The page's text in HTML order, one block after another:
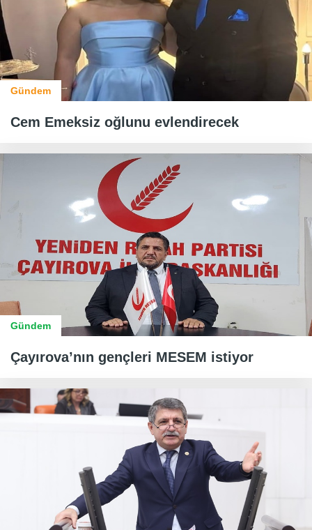
Gündem
Cem Emeksiz oğlunu evlendirecek
Gündem
Çayırova’nın gençleri MESEM istiyor